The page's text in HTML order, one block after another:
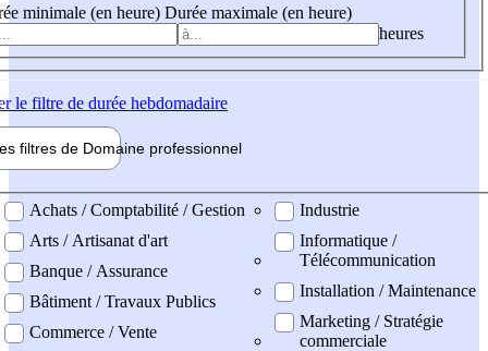
minimale (en heure) Durée maximale (en heure)
heures
le filtre de durée hebdomadaire
filtres de Domaine professionnel
professionel
Achats / Comptabilité / Gestion
Arts / Artisanat d'art
Banque / Assurance
Bâtiment / Travaux Publics
Commerce / Vente
Industrie
Informatique /
Télécommunication
Installation / Maintenance
Marketing / Stratégie
commerciale